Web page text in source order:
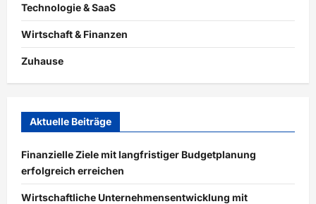
Technologie & SaaS
Wirtschaft & Finanzen
Zuhause
Aktuelle Beiträge
Finanzielle Ziele mit langfristiger Budgetplanung
erfolgreich erreichen
Wirtschaftliche Unternehmensentwicklung mit